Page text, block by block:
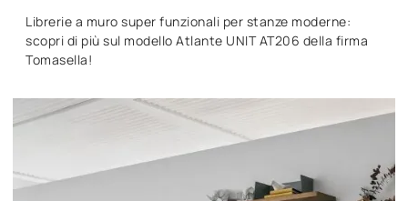
Librerie a muro super funzionali per stanze moderne:
scopri di più sul modello Atlante UNIT AT206 della firma
Tomasella!